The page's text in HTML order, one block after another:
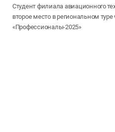
Студент филиала авиационного
второе место в региональном
«Профессионалы-2025»